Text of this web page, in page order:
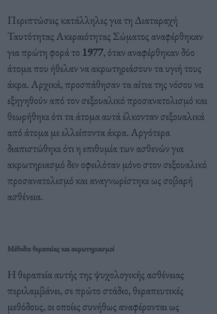
Περιπτώσεις κατάλληλες για τη Διαταραχή
Ταυτότητας Ακεραιότητας Σώματος αναφέρθηκαν
για πρώτη φορά το 1977, όταν αναφέρθηκαν δύο
άτομα που ήθελαν να ακρωτηριάσουν τα υγιή τους
άκρα. Αρχικά, προσπάθησαν τα αίτια της νόσου να
εξηγηθούν από τον σεξουαλικό προσανατολισμό και
θεωρήθηκε ότι τα άτομα αυτά έλκονταν σεξουαλικά
από άτομα με ελλείποντα άκρα. Αργότερα
διαπιστώθηκε ότι η επιθυμία των ασθενών για
ακρωτηριασμό δεν οφειλόταν μόνο στον σεξουαλικό
προσανατολισμό και αναγνωρίστηκε ως σοβαρή
ασθένεια.
Μέθοδοι θεραπείας και ακρωτηριασμοί
Η θεραπεία αυτής της ψυχολογικής ασθένειας
περιλαμβάνει, σε πρώτο στάδιο, θεραπευτικές
μεθόδους, οι οποίες συνήθως αναφέρονται ως